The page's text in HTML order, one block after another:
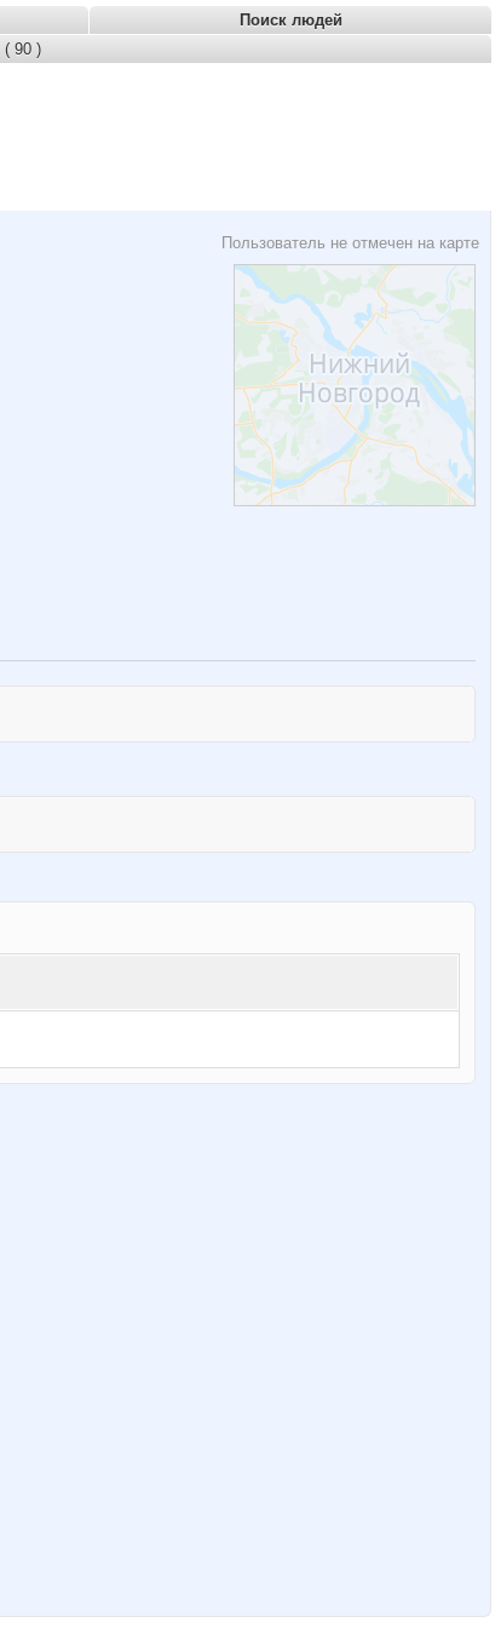
Поиск людей
( 90 )
Пользователь не отмечен на карте